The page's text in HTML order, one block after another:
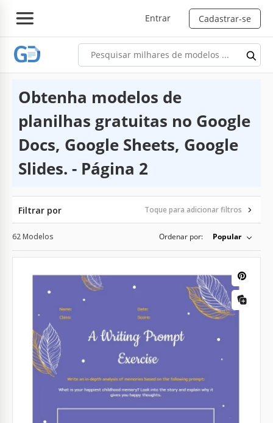
Entrar Cadastrar-se
Obtenha modelos de
planilhas gratuitas no Google
Docs, Google Sheets, Google
Slides. - Página 2
Filtrar por Toque para adicionar filtros
62 Modelos Ordenar por: Popular